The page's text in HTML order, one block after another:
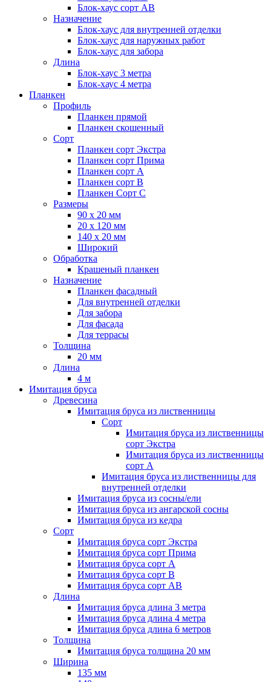
Блок-хаус сорт АВ
Назначение
Блок-хаус для внутренней отделки
Блок-хаус для наружных работ
Блок-хаус для забора
Длина
Блок-хаус 3 метра
Блок-хаус 4 метра
Планкен
Профиль
Планкен прямой
Планкен скошенный
Сорт
Планкен сорт Экстра
Планкен сорт Прима
Планкен сорт А
Планкен сорт B
Планкен Сорт C
Размеры
90 х 20 мм
20 х 120 мм
140 х 20 мм
Широкий
Обработка
Крашеный планкен
Назначение
Планкен фасадный
Для внутренней отделки
Для забора
Для фасада
Для террасы
Толщина
20 мм
Длина
4 м
Имитация бруса
Древесина
Имитация бруса из лиственницы
Сорт
Имитация бруса из лиственницы
сорт Экстра
Имитация бруса из лиственницы
сорт A
Имитация бруса из лиственницы для
внутренней отделки
Имитация бруса из сосны/ели
Имитация бруса из ангарской сосны
Имитация бруса из кедра
Сорт
Имитация бруса сорт Экстра
Имитация бруса сорт Прима
Имитация бруса сорт A
Имитация бруса сорт B
Имитация бруса сорт АВ
Длина
Имитация бруса длина 3 метра
Имитация бруса длина 4 метра
Имитация бруса длина 6 метров
Толщина
Имитация бруса толщина 20 мм
Ширина
135 мм